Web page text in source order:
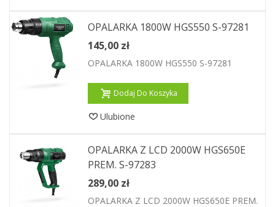
OPALARKA 1800W HGS550 S-97281
145,00 zł
OPALARKA 1800W HGS550 S-97281
Dodaj Do Koszyka
Ulubione
OPALARKA Z LCD 2000W HGS650E
PREM. S-97283
289,00 zł
OPALARKA Z LCD 2000W HGS650E PREM.